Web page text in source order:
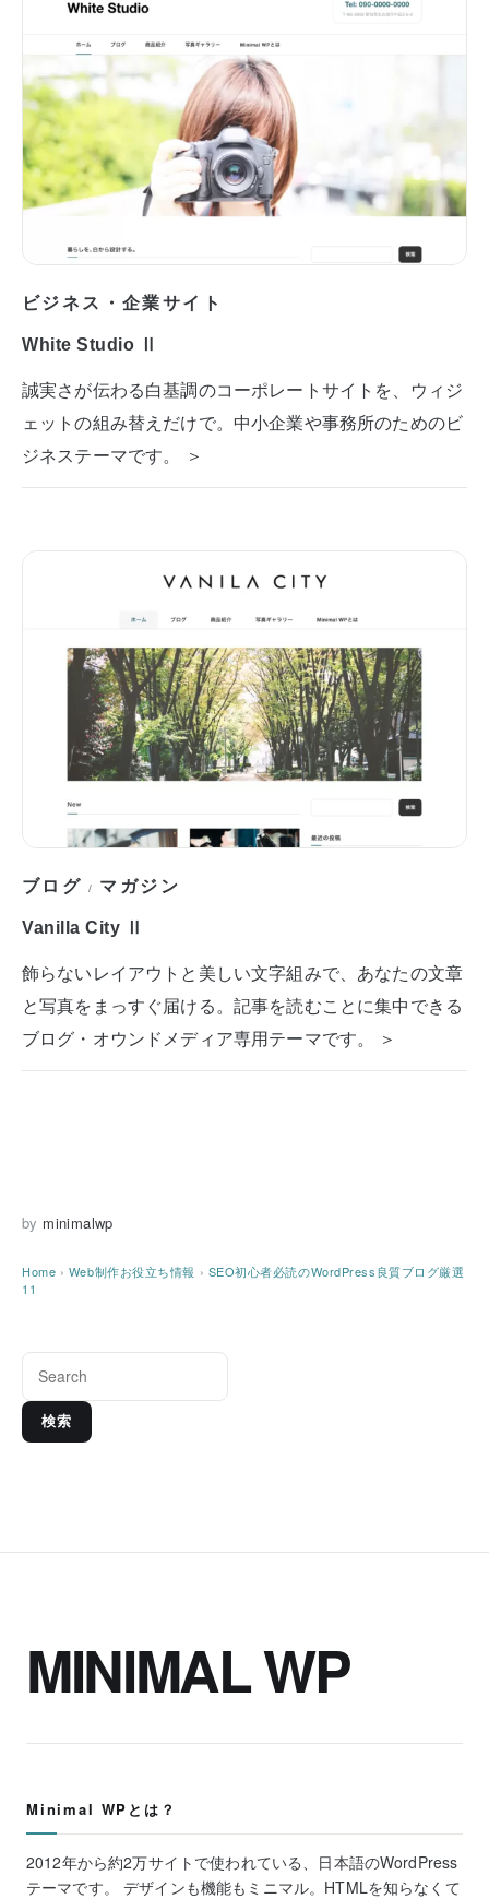
ビジネス・企業サイト
White Studio Ⅱ
誠実さが伝わる白基調のコーポレートサイトを、ウィジ
ェットの組み替えだけで。中小企業や事務所のためのビ
ジネステーマです。 ＞
ブログ / マガジン
Vanilla City Ⅱ
飾らないレイアウトと美しい文字組みで、あなたの文章
と写真をまっすぐ届ける。記事を読むことに集中できる
ブログ・オウンドメディア専用テーマです。 ＞
by minimalwp
Home › Web制作お役立ち情報 › SEO初心者必読のWordPress良質ブログ厳選
11
検索
MINIMAL WP
Minimal WPとは？
2012年から約2万サイトで使われている、日本語のWordPress
テーマです。 デザインも機能もミニマル。HTMLを知らなくて